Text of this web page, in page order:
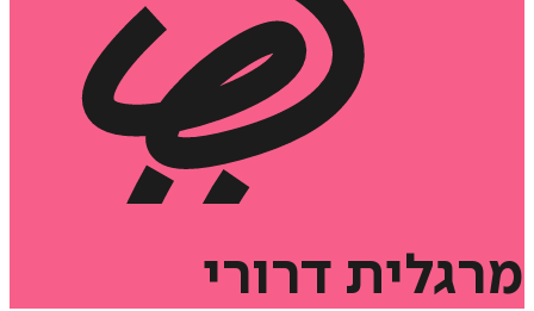
מרגלית דרורי